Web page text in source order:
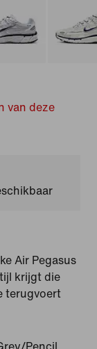
van deze
Air Pegasus
krijgt die
terugvoert
Pencil